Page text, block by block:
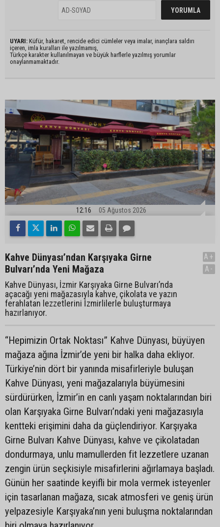
UYARI: Küfür, hakaret, rencide edici cümleler veya imalar, inançlara saldırı
içeren, imla kuralları ile yazılmamış,
Türkçe karakter kullanılmayan ve büyük harflerle yazılmış yorumlar
onaylanmamaktadır.
12:16 05 Ağustos 2026
Kahve Dünyası’ndan Karşıyaka Girne
Bulvarı’nda Yeni Mağaza
Kahve Dünyası, İzmir Karşıyaka Girne Bulvarı’nda
açacağı yeni mağazasıyla kahve, çikolata ve yazın
ferahlatan lezzetlerini İzmirlilerle buluşturmaya
hazırlanıyor.
A+
A-
“Hepimizin Ortak Noktası” Kahve Dünyası, büyüyen
mağaza ağına İzmir’de yeni bir halka daha ekliyor.
Türkiye’nin dört bir yanında misafirleriyle buluşan
Kahve Dünyası, yeni mağazalarıyla büyümesini
sürdürürken, İzmir’in en canlı yaşam noktalarından biri
olan Karşıyaka Girne Bulvarı’ndaki yeni mağazasıyla
kentteki erişimini daha da güçlendiriyor. Karşıyaka
Girne Bulvarı Kahve Dünyası, kahve ve çikolatadan
dondurmaya, unlu mamullerden fit lezzetlere uzanan
zengin ürün seçkisiyle misafirlerini ağırlamaya başladı.
Günün her saatinde keyifli bir mola vermek isteyenler
için tasarlanan mağaza, sıcak atmosferi ve geniş ürün
yelpazesiyle Karşıyaka’nın yeni buluşma noktalarından